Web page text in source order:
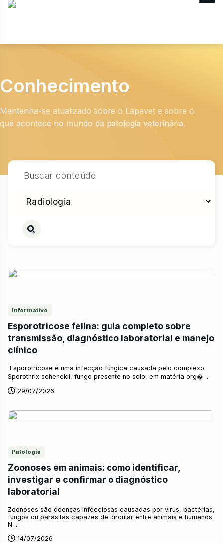
Conhecimento
Mantenha-se atualizado sobre o Lapavet e sobre o
que acontece no mundo da patologia veterinária.
Informativo
Esporotricose felina: guia completo sobre
transmissão, diagnóstico laboratorial e manejo
clínico
Esporotricose é uma infecção fúngica causada pelo complexo
Sporothrix schenckii, fungo presente no solo, em matéria org� ...
29/07/2026
Patologia
Zoonoses em animais: como identificar,
investigar e confirmar o diagnóstico
laboratorial
Zoonoses são doenças infecciosas causadas por vírus, bactérias,
fungos ou parasitas capazes de circular entre animais e humanos.
N ...
14/07/2026